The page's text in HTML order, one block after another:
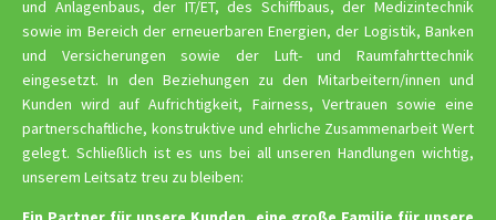
und Anlagenbaus, der IT/ET, des Schiffbaus, der Medizintechnik
sowie im Bereich der erneuerbaren Energien, der Logistik, Banken
und Versicherungen sowie der Luft- und Raumfahrttechnik
eingesetzt. In den Beziehungen zu den Mitarbeitern/innen und
Kunden wird auf Aufrichtigkeit, Fairness, Vertrauen sowie eine
partnerschaftliche, konstruktive und ehrliche Zusammenarbeit Wert
gelegt. Schließlich ist es uns bei all unseren Handlungen wichtig,
unserem Leitsatz treu zu bleiben: